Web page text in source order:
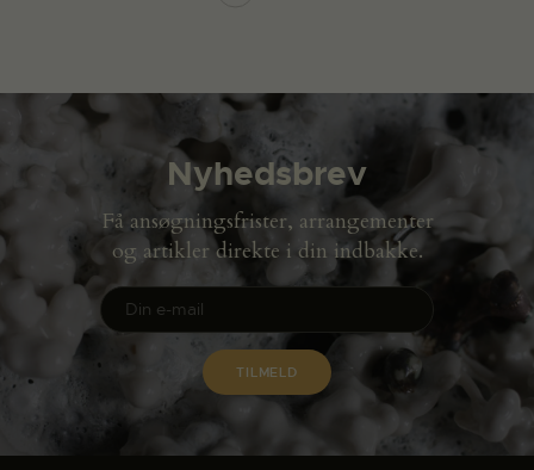
Nyhedsbrev
Få ansøgningsfrister, arrangementer
og artikler direkte i din indbakke.